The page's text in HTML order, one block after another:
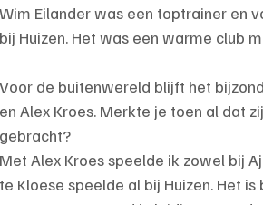
Wim Eilander was een toptrainer en
bij Huizen. Het was een warme club
Voor de buitenwereld blijft het
en Alex Kroes. Merkte je toen al dat
gebracht?
Met Alex Kroes speelde ik zowel bij
te Kloese speelde al bij Huizen. Het